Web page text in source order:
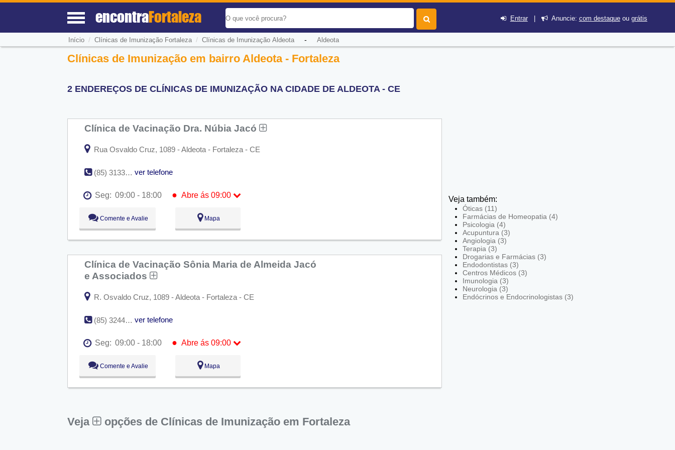
encontraFortaleza Entrar| Anuncie: com destaqueou grátis
Início / Clínicas de Imunização Fortaleza/ Clínicas de Imunização Aldeota- Aldeota
Clínicas de Imunização em bairro Aldeota - Fortaleza
2 ENDEREÇOS DE CLÍNICAS DE IMUNIZAÇÃO NA CIDADE DE ALDEOTA - CE
Clínica de Vacinação Dra. Núbia Jacó
Rua Osvaldo Cruz, 1089 - Aldeota - Fortaleza - CE
(85) 3133-5853 ver telefone
Seg: 09:00 - 18:00 ● Abre ás 09:00
Seg:
Abre ás 09:00
Ter:
09:00 - 18:00
Qua:
09:00 - 18:00
Qui:
09:00 - 18:00
Sáb:
Fechado
Dom:
Fechado
Comente e Avalie Mapa
Clínica de Vacinação Sônia Maria de Almeida Jacó
e Associados
R. Osvaldo Cruz, 1089 - Aldeota - Fortaleza - CE
(85) 3244-3111 ver telefone
Seg: 09:00 - 18:00 ● Abre ás 09:00
Seg:
Abre ás 09:00
Ter:
09:00 - 18:00
Qua:
09:00 - 18:00
Qui:
09:00 - 18:00
Comente e Avalie Mapa
Veja opções de Clínicas de Imunização em Fortaleza
Veja também:
Óticas (11)
Farmácias de Homeopatia (4)
Psicologia (4)
Acupuntura (3)
Angiologia (3)
Terapia (3)
Drogarias e Farmácias (3)
Endodontistas (3)
Centros Médicos (3)
Imunologia (3)
Neurologia (3)
Endócrinos e Endocrinologistas (3)